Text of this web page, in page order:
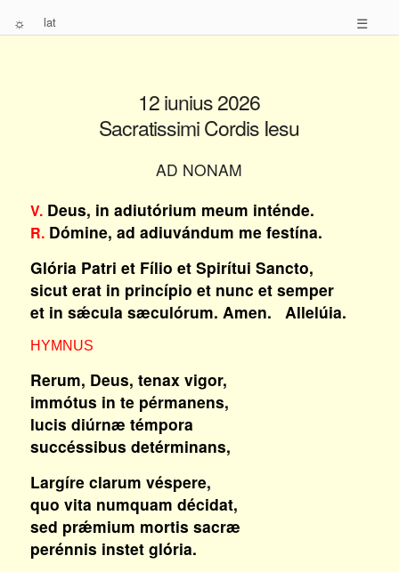
☼ lat ☰
12 iunius 2026
Sacratissimi Cordis Iesu
AD NONAM
V.Deus, in adiutórium meum inténde.
R.Dómine, ad adiuvándum me festína.
Glória Patri et Fílio et Spirítui Sancto,
sicut erat in princípio et nunc et semper
et in sǽcula sæculórum. Amen. Allelúia.
HYMNUS
Rerum, Deus, tenax vigor,
immótus in te pérmanens,
lucis diúrnæ témpora
succéssibus detérminans,
Largíre clarum véspere,
quo vita numquam décidat,
sed prǽmium mortis sacræ
perénnis instet glória.